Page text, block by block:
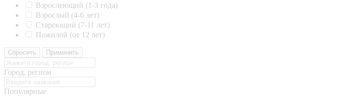
Взрослеющий (1-3 года)
Взрослый (4-6 лет)
Стареющий (7-11 лет)
Пожилой (от 12 лет)
Сбросить Применить
Город, регион
Популярные